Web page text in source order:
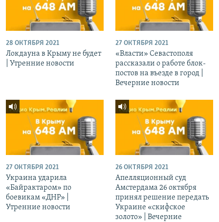
28 ОКТЯБРЯ 2021
Локдауна в Крыму не будет
| Утренние новости
27 ОКТЯБРЯ 2021
«Власти» Севастополя
рассказали о работе блок-
постов на въезде в город |
Вечерние новости
27 ОКТЯБРЯ 2021
Украина ударила
«Байрактаром» по
боевикам «ДНР» |
Утренние новости
26 ОКТЯБРЯ 2021
Апелляционный суд
Амстердама 26 октября
принял решение передать
Украине «скифское
золото» | Вечерние